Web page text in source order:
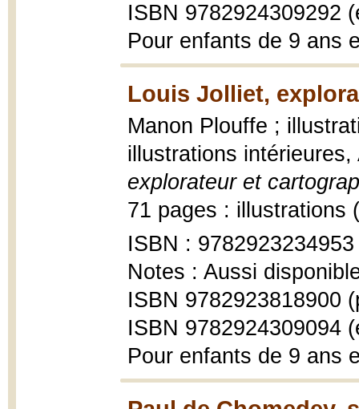
ISBN 9782924309292
Pour enfants de 9 ans
Louis Jolliet,
Manon Plouffe ;
illustrations
explorateur et
71 pages : illustrations
ISBN : 9782923234953
Notes : Aussi
ISBN 9782923818900
ISBN 9782924309094
Pour enfants de 9 ans